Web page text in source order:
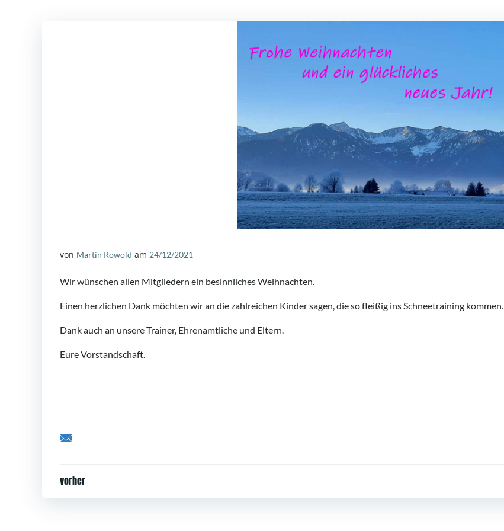
von Martin Rowold am 24/12/2021
Wir wünschen allen Mitgliedern ein besinnliches Weihnachten.
Einen herzlichen Dank möchten wir an die zahlreichen Kinder sagen, die so fleißig ins Schneetraining kommen.
Dank auch an unsere Trainer, Ehrenamtliche und Eltern.
Eure Vorstandschaft.
Share by Email
Post
vorher